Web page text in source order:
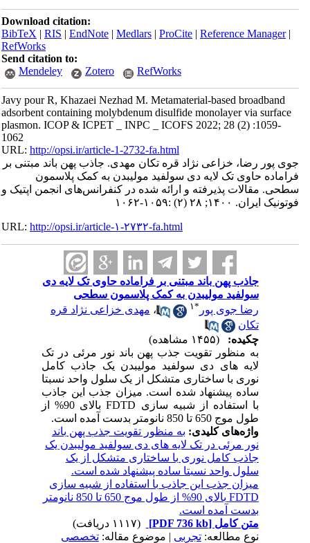
Download citation:
BibTeX|RIS|EndNote|Medlars|ProCite|Reference Manager
RefWorks
Send citation to:
Mendeley
Zotero RefWorks
Javy pour R, Khazaei Nezhad M. Metamaterial-based broadband
adsorbent containing molybdenum disulfide monolayer via surface
plasmon. ICOP & ICPET _ INPC _ ICOFS 2022; 28 (2) :1059-
1062
URL:http://opsi.ir/article-1-2732-fa.html
جوی پور رضا، خزاعی نژاد قره تکان مهدی. جاذب پهن باند مبتنی بر
فراماده حاوی تک لایه دی سولفید مولیبدن به کمک پلاسمون
سطحی. مقالات پذیرفته و ارائه شده در کنفرانس‌های انجمن اپتیک و
فوتونیک ایران. ۱۴۰۰; ۲۸ (۲) :۱۰۵۹-۱۰۶۲
URL:http://opsi.ir/article-۱-۲۷۳۲-fa.html
جاذب پهن باند مبتنی بر فراماده حاوی تک لایه دی
سولفید مولیبدن به کمک پلاسمون سطحی
رضا جوی پور
۱ ،مهدی خزاعی نژاد قره
تکان
چکیده:
به منظور تقویت جذب پهن باند نور مرئی در تک
لایه های دی سولفید مولیبدن یک جاذب کامل
نوری با ساختاری متشکل از یک سلول واحد نسبتا
ساده پیشنهاد شده است. میزان جذب این جاذب
با استفاده از شبیه سازی FDTD بالای 90% از
طول موج 650 تا 850 نانومتر بدست آمده است.
واژه‌های کلیدی:به منظور تقویت جذب پهن باند
نور مرئی در تک لایه های دی سولفید مولیبدن یک
جاذب کامل نوری با ساختاری متشکل از یک
سلول واحد نسبتا ساده پیشنهاد شده است.
میزان جذب این جاذب با استفاده از شبیه سازی
FDTD بالای 90% از طول موج 650 تا 850 نانومتر
بدست آمده است.
متن کامل[PDF 736 kb]
نوع مطالعه:تجربی| موضوع مقاله:تخصصی